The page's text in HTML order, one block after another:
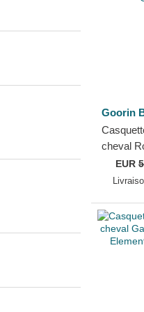
Goorin
cheval
Horse
Farm
EUR